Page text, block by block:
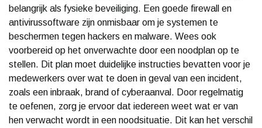
belangrijk als fysieke beveiliging. Een goede firewall en
antivirussoftware zijn onmisbaar om je systemen te
beschermen tegen hackers en malware. Wees ook
voorbereid op het onverwachte door een noodplan op te
stellen. Dit plan moet duidelijke instructies bevatten voor je
medewerkers over wat te doen in geval van een incident,
zoals een inbraak, brand of cyberaanval. Door regelmatig
te oefenen, zorg je ervoor dat iedereen weet wat er van
hen verwacht wordt in een noodsituatie. Dit kan het verschil